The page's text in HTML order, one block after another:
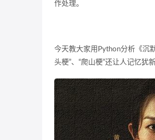
作处理。
今天教大家用Python分析《沉
头梗”、“爬山梗”还让人记忆犹